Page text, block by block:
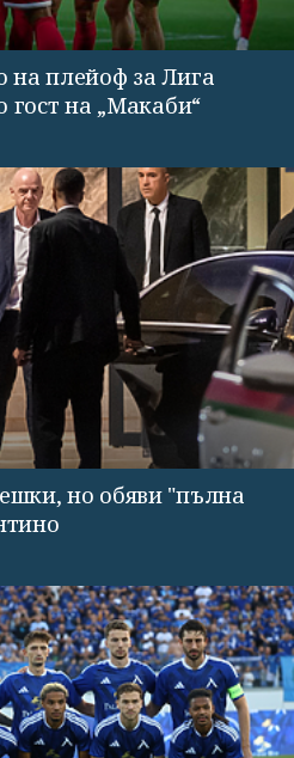
на плейоф за Лига
гост на „Макаби“
но обяви "пълна